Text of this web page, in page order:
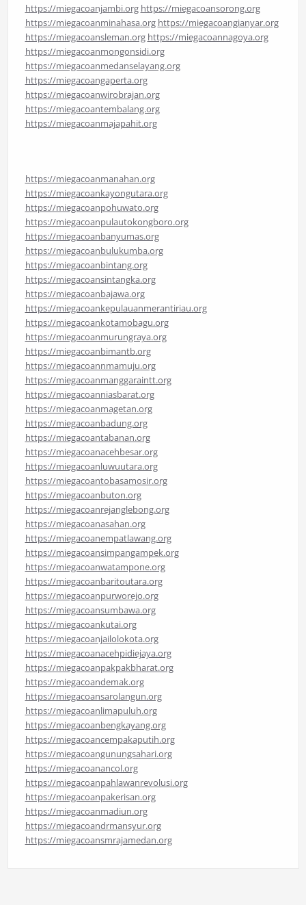
https://miegacoanjambi.org https://miegacoansorong.org
https://miegacoanminahasa.org https://miegacoangianyar.org
https://miegacoansleman.org https://miegacoannagoya.org
https://miegacoanmongonsidi.org
https://miegacoanmedanselayang.org
https://miegacoangaperta.org
https://miegacoanwirobrajan.org
https://miegacoantembalang.org
https://miegacoanmajapahit.org
https://miegacoanmanahan.org
https://miegacoankayongutara.org
https://miegacoanpohuwato.org
https://miegacoanpulautokongboro.org
https://miegacoanbanyumas.org
https://miegacoanbulukumba.org
https://miegacoanbintang.org
https://miegacoansintangka.org
https://miegacoanbajawa.org
https://miegacoankepulauanmerantiriau.org
https://miegacoankotamobagu.org
https://miegacoanmurungraya.org
https://miegacoanbimantb.org
https://miegacoannmamuju.org
https://miegacoanmanggaraintt.org
https://miegacoanniasbarat.org
https://miegacoanmagetan.org
https://miegacoanbadung.org
https://miegacoantabanan.org
https://miegacoanacehbesar.org
https://miegacoanluwuutara.org
https://miegacoantobasamosir.org
https://miegacoanbuton.org
https://miegacoanrejanglebong.org
https://miegacoanasahan.org
https://miegacoanempatlawang.org
https://miegacoansimpangampek.org
https://miegacoanwatampone.org
https://miegacoanbaritoutara.org
https://miegacoanpurworejo.org
https://miegacoansumbawa.org
https://miegacoankutai.org
https://miegacoanjailolokota.org
https://miegacoanacehpidiejaya.org
https://miegacoanpakpakbharat.org
https://miegacoandemak.org
https://miegacoansarolangun.org
https://miegacoanlimapuluh.org
https://miegacoanbengkayang.org
https://miegacoancempakaputih.org
https://miegacoangunungsahari.org
https://miegacoanancol.org
https://miegacoanpahlawanrevolusi.org
https://miegacoanpakerisan.org
https://miegacoanmadiun.org
https://miegacoandrmansyur.org
https://miegacoansmrajamedan.org